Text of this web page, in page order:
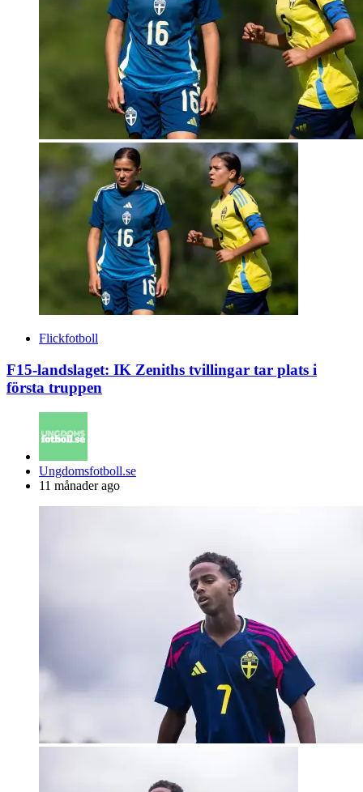
Flickfotboll
F15-landslaget: IK Zeniths tvillingar tar plats i
första truppen
Posted
by
Ungdomsfotboll.se
11 månader ago